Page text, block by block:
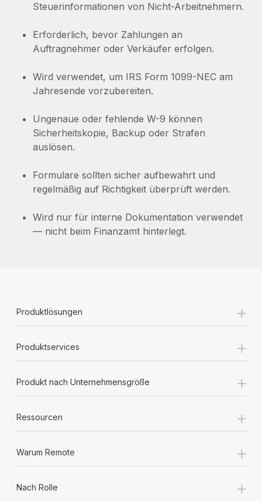
Steuerinformationen von Nicht-Arbeitnehmern.
Erforderlich, bevor Zahlungen an
Auftragnehmer oder Verkäufer erfolgen.
Wird verwendet, um IRS Form 1099-NEC am
Jahresende vorzubereiten.
Ungenaue oder fehlende W-9 können
Sicherheitskopie, Backup oder Strafen
auslösen.
Formulare sollten sicher aufbewahrt und
regelmäßig auf Richtigkeit überprüft werden.
Wird nur für interne Dokumentation verwendet
— nicht beim Finanzamt hinterlegt.
Produktlösungen +
Produktservices +
Produkt nach Unternehmensgröße +
Ressourcen +
Warum Remote +
Nach Rolle +